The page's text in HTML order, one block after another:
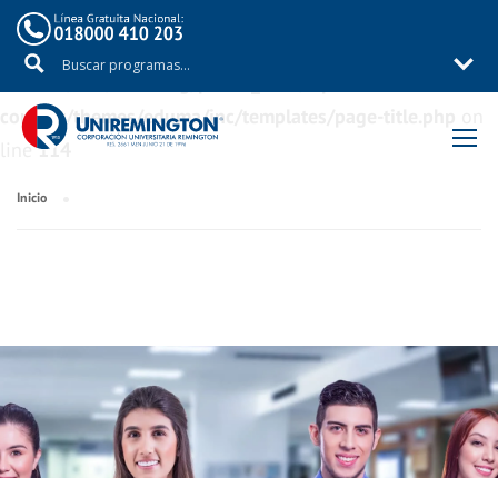
Warning
: Trying to access array offset on value of type
content/themes/eduma/inc/templates/page-title.php
line114
Inicio